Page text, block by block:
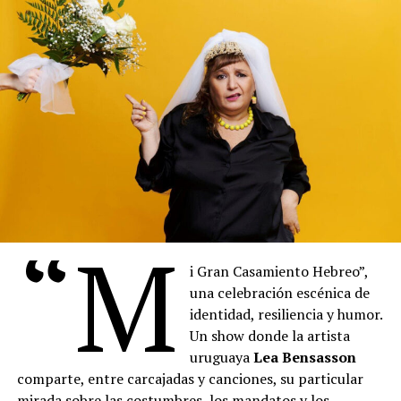
Vuelven Los Clásicos es un espectáculo de humor y
música en el que los integrantes de La Chirichota
encarnan a grandes compositores del pasado – como
Mozart, Beethoven, Bach o Vivaldi – que regresan al
mundo actual y se enfrentan, con sorpresa, sarcasmo y
“M
i Gran Casamiento Hebreo”,
una celebración escénica de
identidad, resiliencia y humor.
Un show donde la artista
uruguayaLea Bensasson
comparte, entre carcajadas y canciones, su particular